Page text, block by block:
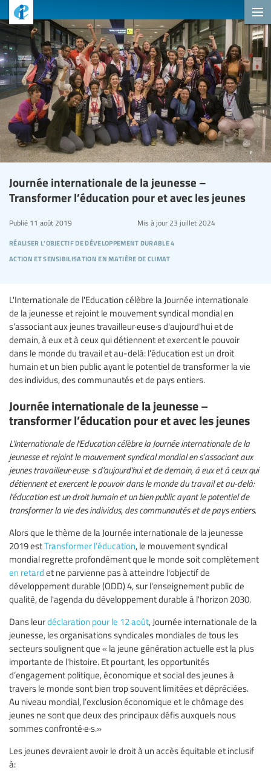
Journée internationale de la jeunesse –
Transformer l’éducation pour et avec les jeunes
réaliser l’objectif de développement durable 4
action et sensibilisation en matière de climat
Publié 11 août 2019 Mis à jour23 juillet 2024
L'Internationale de l'Education célèbre la Journée internationale
de la jeunesse et rejoint le mouvement syndical mondial en
s’associant aux jeunes travailleur·euse·s d'aujourd'hui et de
demain, à eux et à ceux qui détiennent et exercent le pouvoir
dans le monde du travail et au-delà: l'éducation est un droit
humain et un bien public ayant le potentiel de transformer la vie
des individus, des communautés et de pays entiers.
Journée internationale de la jeunesse –
transformer l’éducation pour et avec les jeunes
L'Internationale de l'Education célèbre la Journée internationale de la
jeunesse et rejoint le mouvement syndical mondial en s’associant aux
jeunes travailleur·euse·sd'aujourd'hui et de demain, à eux et à ceux qui
détiennent et exercent le pouvoir dans le monde du travail et au-delà:
l'éducation est un droit humain et un bien public ayant le potentiel de
transformer la vie des individus, des communautés et de pays entiers.
Alors que le thème de la Journée internationale de la jeunesse
2019 estTransformer l’éducation, le mouvement syndical
mondial regrette profondément que le monde soit complètement
en retard et ne parvienne pas à atteindre l'objectif de
développement durable (ODD) 4, sur l'enseignement public de
qualité, de l'agenda du développement durable à l'horizon 2030.
Dans leurdéclaration pour le 12 août, Journée internationale de la
jeunesse, les organisations syndicales mondiales de tous les
secteurs soulignent que « la jeune génération actuelle est la plus
importante de l'histoire. Et pourtant, les opportunités
d’engagement politique, économique et social des jeunes à
travers le monde sont bien trop souvent limitées et dépréciées.
Au niveau mondial, l’exclusion économique et le chômage des
jeunes ne sont que deux des principaux défis auxquels nous
sommes confronté·e·s.»
Les jeunes devraient avoir le droit à un accès équitable et inclusif
à: